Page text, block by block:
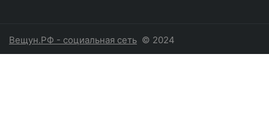
Вещун.РФ - социальная сеть © 2024